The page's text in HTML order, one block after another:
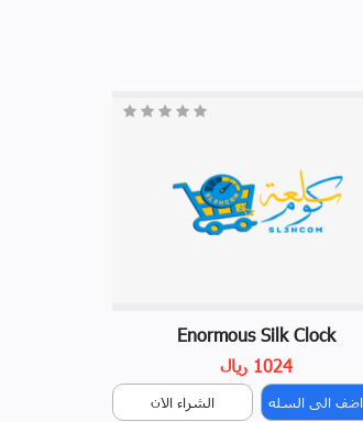
Enormous Silk Clock
1024 ريال
اضف الى السله الشراء الان